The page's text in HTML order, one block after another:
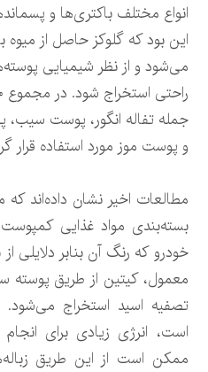
انواع مختلف باکتری‌ها و
این بود که گلوکز حاصل از میوه
می‌شود و از نظر شیمیایی
جمله تفاله انگور، پوست سیب،
و پوست موز مورد استفاده قرار
مطالعات اخیر نشان داده‌اند که
بسته‌بندی مواد غذایی
خودرو که رنگ آن بنابر دلایلی
معمول، کیتین از طریق پوسته
تصفیه اسید استخراج
است، انرژی زیادی برای
ممکن است از این طریق